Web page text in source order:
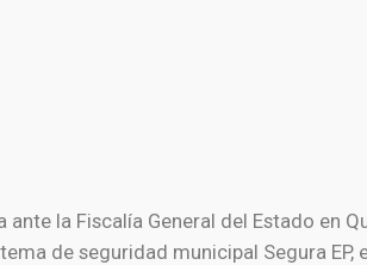
la Fiscalía General del Estado en
de seguridad municipal Segura EP,